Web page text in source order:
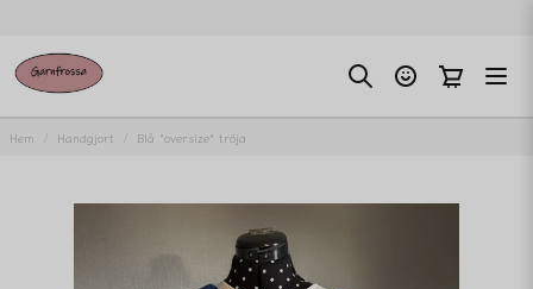
Hem Handgjort Blå "oversize" tröja